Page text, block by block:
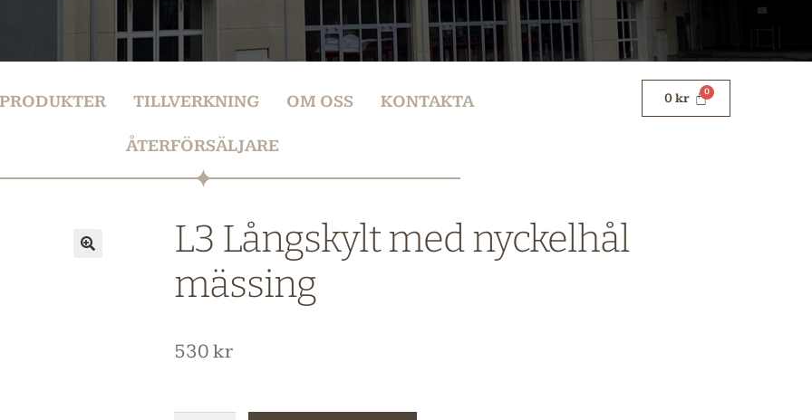
PRODUKTER TILLVERKNING OM OSS KONTAKTA
ÅTERFÖRSÄLJARE
0kr
L3 Långskylt med nyckelhål
mässing
530kr